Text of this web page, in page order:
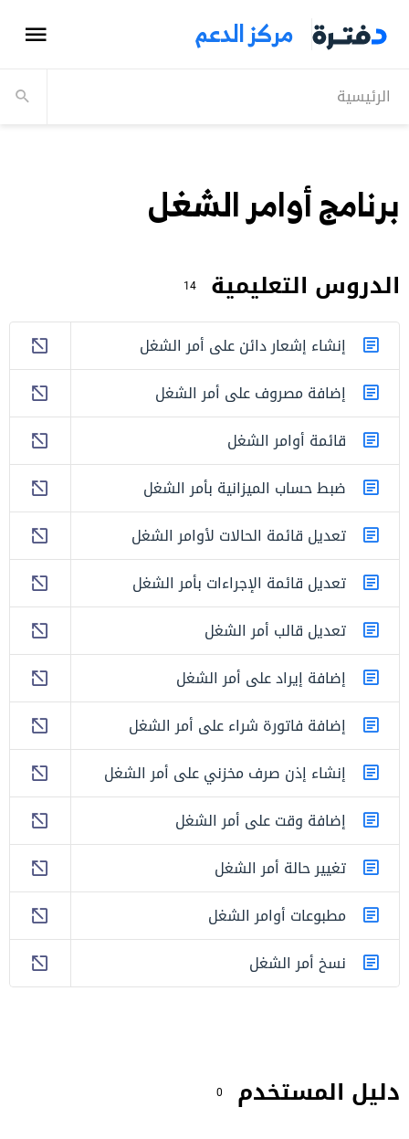
مركز الدعم
الرئيسية
برنامج أوامر الشغل
الدروس التعليمية 14
إنشاء إشعار دائن على أمر الشغل
إضافة مصروف على أمر الشغل
قائمة أوامر الشغل
ضبط حساب الميزانية بأمر الشغل
تعديل قائمة الحالات لأوامر الشغل
تعديل قائمة الإجراءات بأمر الشغل
تعديل قالب أمر الشغل
إضافة إيراد على أمر الشغل
إضافة فاتورة شراء على أمر الشغل
إنشاء إذن صرف مخزني على أمر الشغل
إضافة وقت على أمر الشغل
تغيير حالة أمر الشغل
مطبوعات أوامر الشغل
نسخ أمر الشغل
دليل المستخدم 0